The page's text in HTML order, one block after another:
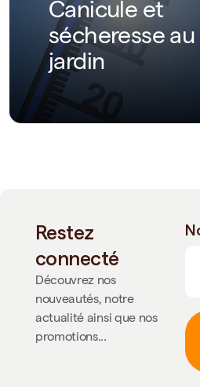
Canicule et
sécheresse au
jardin
Restez
connecté
Découvrez nos
nouveautés, notre
actualité ainsi que nos
promotions...